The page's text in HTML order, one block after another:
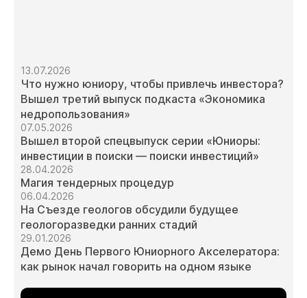
13.07.2026
Что нужно юниору, чтобы привлечь инвестора?
Вышел третий выпуск подкаста «Экономика
недропользования»
07.05.2026
Вышел второй спецвыпуск серии «Юниоры:
инвестиции в поиски — поиски инвестиций»
28.04.2026
Магия тендерных процедур
06.04.2026
На Съезде геологов обсудили будущее
геологоразведки ранних стадий
29.01.2026
Демо День Первого Юниорного Акселератора:
как рынок начал говорить на одном языке